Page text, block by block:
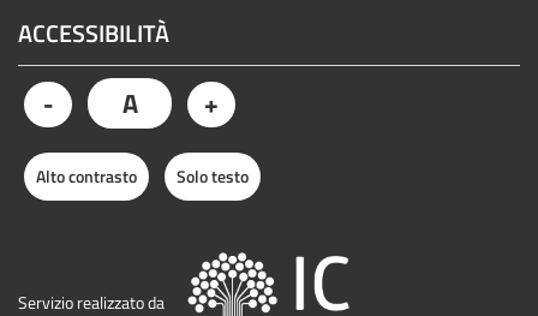
ACCESSIBILITÀ
- A +
Alto contrasto Solo testo
Servizio realizzato da